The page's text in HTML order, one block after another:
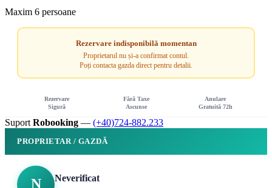
Maxim 6 persoane
Rezervare indisponibilă momentan
Proprietarul nu și-a confirmat contul.
Poți contacta gazda direct pentru detalii.
Rezervare
Sigură
Fără Taxe
Ascunse
Anulare
Gratuită 72h
Suport Robooking — (+40)724-882.233
PROPRIETAR / GAZDĂ
N Neverificat